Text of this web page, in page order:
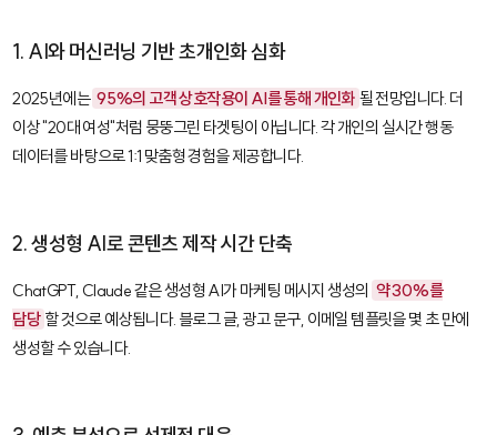
1. AI와 머신러닝 기반 초개인화 심화
2025년에는 95%의 고객 상호작용이 AI를 통해 개인화 될 전망입니다. 더
이상 "20대 여성"처럼 뭉뚱그린 타겟팅이 아닙니다. 각 개인의 실시간 행동
데이터를 바탕으로 1:1 맞춤형 경험을 제공합니다.
2. 생성형 AI로 콘텐츠 제작 시간 단축
ChatGPT, Claude같은 생성형 AI가 마케팅 메시지 생성의 약 30%를
담당 할 것으로 예상됩니다. 블로그 글, 광고 문구, 이메일 템플릿을 몇 초 만에
생성할 수 있습니다.